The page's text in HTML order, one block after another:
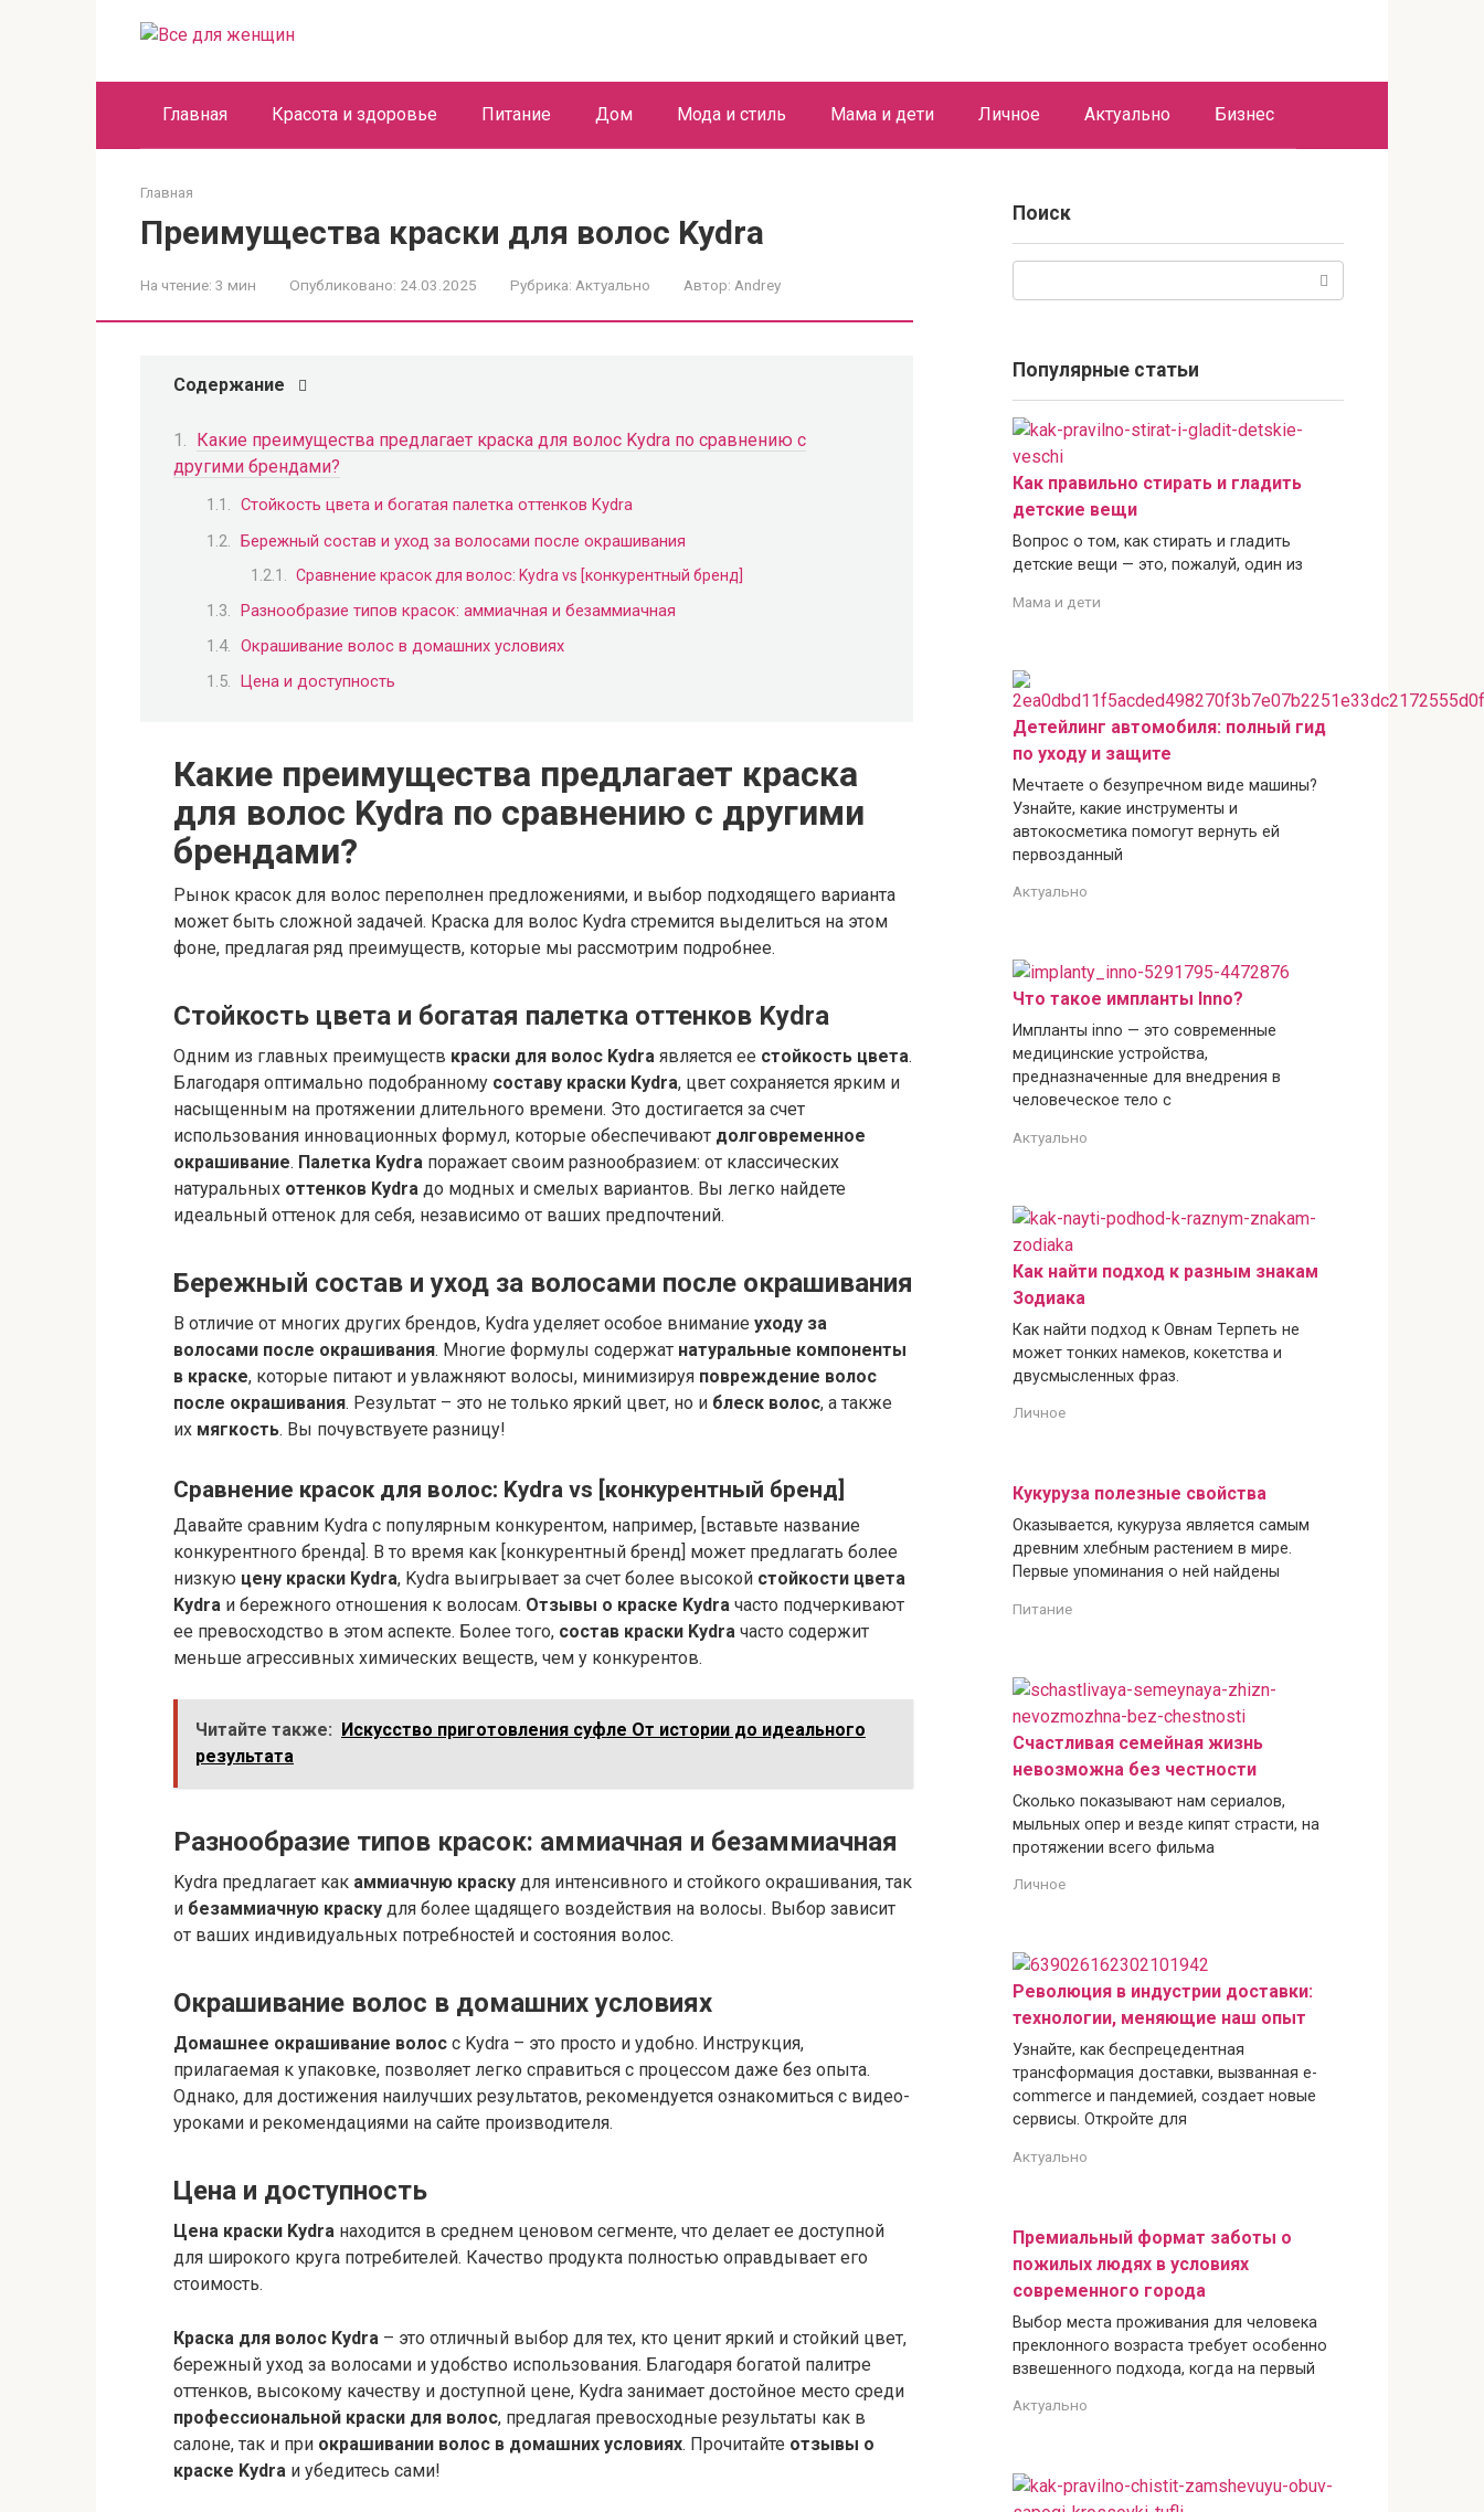
Главная Красота и здоровье Питание Дом Мода и стиль Мама и дети Личное Актуально Бизнес
Главная
Преимущества краски для волос Kydra
На чтение: 3 мин Опубликовано: 24.03.2025 Рубрика: Актуально Автор: Andrey
Содержание
Какие преимущества предлагает краска для волос Kydra по сравнению с
другими брендами?
Стойкость цвета и богатая палетка оттенков Kydra
Бережный состав и уход за волосами после окрашивания
Сравнение красок для волос: Kydra vs [конкурентный бренд]
Разнообразие типов красок: аммиачная и безаммиачная
Окрашивание волос в домашних условиях
Цена и доступность
Какие преимущества предлагает краска
для волос Kydra по сравнению с другими
брендами?
Рынок красок для волос переполнен предложениями, и выбор подходящего варианта
может быть сложной задачей. Краска для волос Kydra стремится выделиться на этом
фоне, предлагая ряд преимуществ, которые мы рассмотрим подробнее.
Стойкость цвета и богатая палетка оттенков Kydra
Одним из главных преимуществ краски для волос Kydra является ее стойкость цвета.
Благодаря оптимально подобранному составу краски Kydra, цвет сохраняется ярким и
насыщенным на протяжении длительного времени. Это достигается за счет
использования инновационных формул, которые обеспечивают долговременное
окрашивание. Палетка Kydra поражает своим разнообразием: от классических
натуральных оттенков Kydra до модных и смелых вариантов. Вы легко найдете
идеальный оттенок для себя, независимо от ваших предпочтений.
Бережный состав и уход за волосами после окрашивания
В отличие от многих других брендов, Kydra уделяет особое внимание уходу за
волосами после окрашивания. Многие формулы содержат натуральные компоненты
в краске, которые питают и увлажняют волосы, минимизируя повреждение волос
после окрашивания. Результат – это не только яркий цвет, но и блеск волос, а также
их мягкость. Вы почувствуете разницу!
Сравнение красок для волос: Kydra vs [конкурентный бренд]
Давайте сравним Kydra с популярным конкурентом, например, [вставьте название
конкурентного бренда]. В то время как [конкурентный бренд] может предлагать более
низкую цену краски Kydra, Kydra выигрывает за счет более высокой стойкости цвета
Kydra и бережного отношения к волосам. Отзывы о краске Kydra часто подчеркивают
ее превосходство в этом аспекте. Более того, состав краски Kydra часто содержит
меньше агрессивных химических веществ, чем у конкурентов.
Читайте также:
Искусство приготовления суфле От истории до идеального
результата
Разнообразие типов красок: аммиачная и безаммиачная
Kydra предлагает как аммиачную краску для интенсивного и стойкого окрашивания, так
и безаммиачную краску для более щадящего воздействия на волосы. Выбор зависит
от ваших индивидуальных потребностей и состояния волос.
Окрашивание волос в домашних условиях
Домашнее окрашивание волос с Kydra – это просто и удобно. Инструкция,
прилагаемая к упаковке, позволяет легко справиться с процессом даже без опыта.
Однако, для достижения наилучших результатов, рекомендуется ознакомиться с видео-
уроками и рекомендациями на сайте производителя.
Цена и доступность
Цена краски Kydra находится в среднем ценовом сегменте, что делает ее доступной
для широкого круга потребителей. Качество продукта полностью оправдывает его
стоимость.
Краска для волос Kydra – это отличный выбор для тех, кто ценит яркий и стойкий цвет,
бережный уход за волосами и удобство использования. Благодаря богатой палитре
оттенков, высокому качеству и доступной цене, Kydra занимает достойное место среди
профессиональной краски для волос, предлагая превосходные результаты как в
салоне, так и при окрашивании волос в домашних условиях. Прочитайте отзывы о
краске Kydra и убедитесь сами!
Поиск
Популярные статьи
Как правильно стирать и гладить
детские вещи
Вопрос о том, как стирать и гладить
детские вещи — это, пожалуй, один из
Мама и дети
Детейлинг автомобиля: полный гид
по уходу и защите
Мечтаете о безупречном виде машины?
Узнайте, какие инструменты и
автокосметика помогут вернуть ей
первозданный
Актуально
Что такое импланты Inno?
Импланты inno — это современные
медицинские устройства,
предназначенные для внедрения в
человеческое тело с
Актуально
Как найти подход к разным знакам
Зодиака
Как найти подход к Овнам Терпеть не
может тонких намеков, кокетства и
двусмысленных фраз.
Личное
Кукуруза полезные свойства
Оказывается, кукуруза является самым
древним хлебным растением в мире.
Первые упоминания о ней найдены
Питание
Счастливая семейная жизнь
невозможна без честности
Сколько показывают нам сериалов,
мыльных опер и везде кипят страсти, на
протяжении всего фильма
Личное
Революция в индустрии доставки:
технологии, меняющие наш опыт
Узнайте, как беспрецедентная
трансформация доставки, вызванная e-
commerce и пандемией, создает новые
сервисы. Откройте для
Актуально
Премиальный формат заботы о
пожилых людях в условиях
современного города
Выбор места проживания для человека
преклонного возраста требует особенно
взвешенного подхода, когда на первый
Актуально